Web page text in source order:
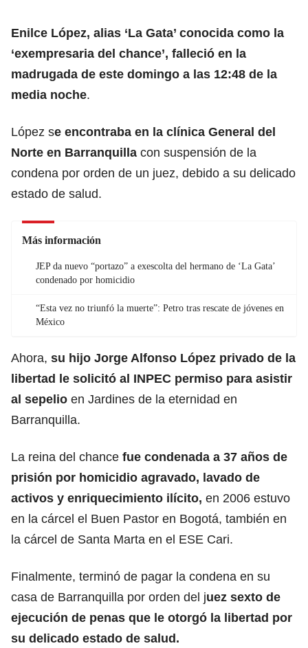
Enilce López, alias ‘La Gata’ conocida como la
‘exempresaria del chance’, falleció en la
madrugada de este domingo a las 12:48 de la
media noche.
López se encontraba en la clínica General del
Norte en Barranquilla con suspensión de la
condena por orden de un juez, debido a su delicado
estado de salud.
Más información
JEP da nuevo “portazo” a exescolta del hermano de ‘La Gata’
condenado por homicidio
“Esta vez no triunfó la muerte”: Petro tras rescate de jóvenes en
México
Ahora, su hijo Jorge Alfonso López privado de la
libertad le solicitó al INPEC permiso para asistir
al sepelio en Jardines de la eternidad en
Barranquilla.
La reina del chance fue condenada a 37 años de
prisión por homicidio agravado, lavado de
activos y enriquecimiento ilícito, en 2006 estuvo
en la cárcel el Buen Pastor en Bogotá, también en
la cárcel de Santa Marta en el ESE Cari.
Finalmente, terminó de pagar la condena en su
casa de Barranquilla por orden del juez sexto de
ejecución de penas que le otorgó la libertad por
su delicado estado de salud.